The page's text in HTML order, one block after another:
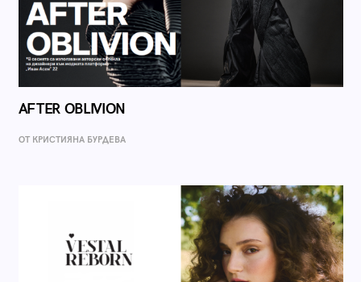
AFTER OBLIVION
ОТ КРИСТИЯНА БУРДЕВА